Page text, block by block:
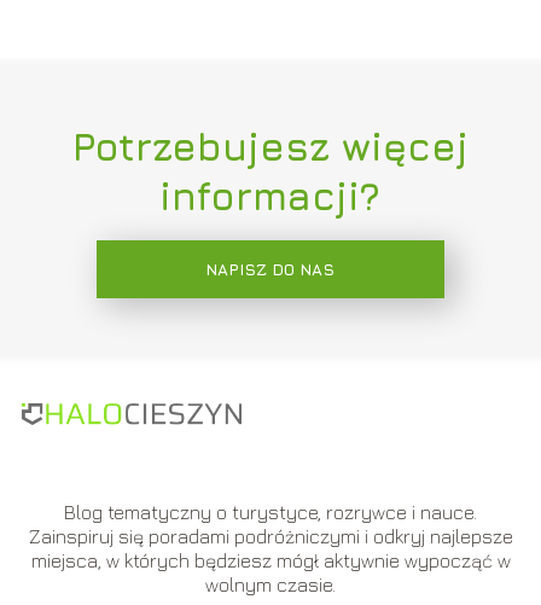
Potrzebujesz więcej
informacji?
NAPISZ DO NAS
Blog tematyczny o turystyce, rozrywce i nauce.
Zainspiruj się poradami podróżniczymi i odkryj najlepsze
miejsca, w których będziesz mógł aktywnie wypocząć w
wolnym czasie.